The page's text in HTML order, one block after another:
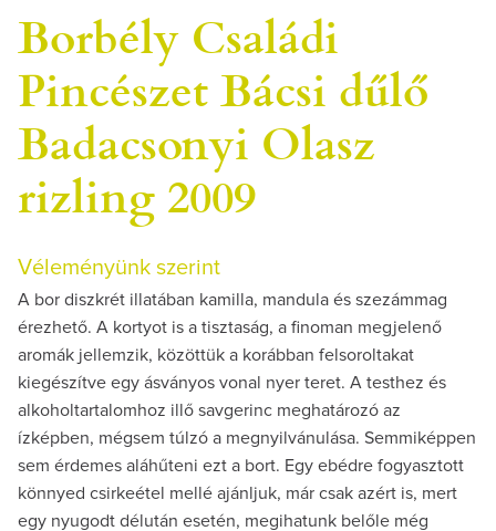
Borbély Családi
Pincészet Bácsi dűlő
Badacsonyi Olasz
rizling 2009
Véleményünk szerint
A bor diszkrét illatában kamilla, mandula és szezámmag
érezhető. A kortyot is a tisztaság, a finoman megjelenő
aromák jellemzik, közöttük a korábban felsoroltakat
kiegészítve egy ásványos vonal nyer teret. A testhez és
alkoholtartalomhoz illő savgerinc meghatározó az
ízképben, mégsem túlzó a megnyilvánulása. Semmiképpen
sem érdemes aláhűteni ezt a bort. Egy ebédre fogyasztott
könnyed csirkeétel mellé ajánljuk, már csak azért is, mert
egy nyugodt délután esetén, megihatunk belőle még